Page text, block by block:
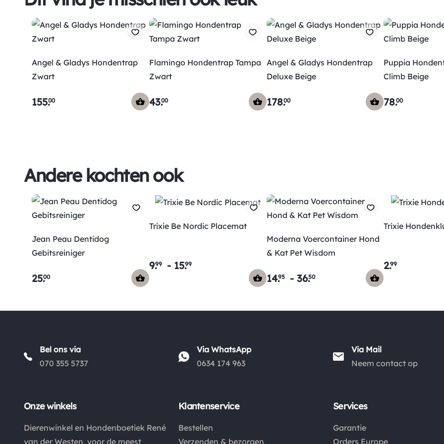
Angel & Gladys Hondentrap
Zwart
155.00
Flamingo Hondentrap Tampa
Zwart
43.00
Angel & Gladys Hondentrap
Deluxe Beige
178.00
Puppia
Climb Beige
78.00
Andere kochten ook
Jean Peau Dentidog
Gebitsreiniger
25.00
Trixie Be Nordic Placemat
9.99 - 15.99
Moderna Voercontainer Hond
& Kat Pet Wisdom
14.95 - 36.50
Trixie
2.99
Bel ons via
070 355 5737
Via WhatsApp
0634 174 963
Via Mail
Neem contact op
Onze winkels
Dierenwinkel en Hondenboetiek René
van der Westen, voor de meest
Klantenservice
Bestellen
Verzenden & bezorgen
Services
Garantie
Orders Europe